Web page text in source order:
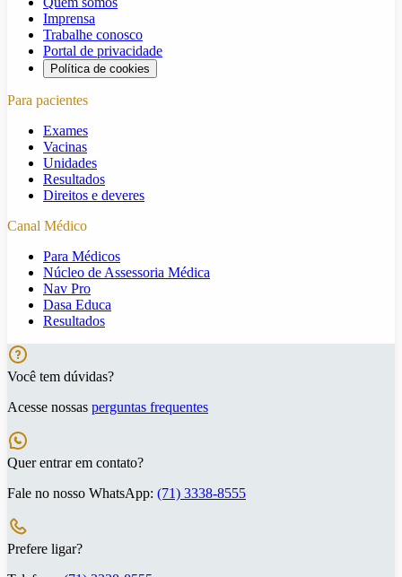
Imprensa
Trabalhe conosco
Portal de privacidade
Política de cookies
Para pacientes
Exames
Vacinas
Unidades
Resultados
Direitos e deveres
Canal Médico
Para Médicos
Núcleo de Assessoria Médica
Nav Pro
Dasa Educa
Resultados
Você tem dúvidas?
Acesse nossas perguntas frequentes
Quer entrar em contato?
Fale no nosso WhatsApp: (71) 3338-8555
Prefere ligar?